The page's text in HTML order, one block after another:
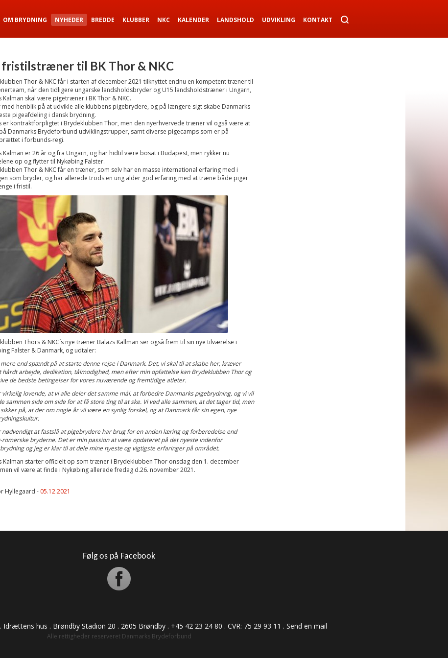
OM BRYDNING NYHEDER BREDDE KLUBBER NKC KALENDER LANDSHOLD UDVIKLING KONTAKT
fristilstræner til BK Thor & NKC
Thor & NKC får i starten af december 2021 tilknyttet endnu en kompetent træner til
når den tidligere ungarske landsholdsbryder og U15 landsholdstræner i Ungarn,
Kalman skal være pigetræner i BK Thor & NKC.
med henblik på at udvikle alle klubbens pigebrydere, og på længere sigt skabe Danmarks
pigeafdeling i dansk brydning.
er kontraktforpligtet i Brydeklubben Thor, men den nyerhvervede træner vil også være at
Danmarks Brydeforbund udviklingstrupper, samt diverse pigecamps som er på
i forbunds-regi.
Kalman er 26 år og fra Ungarn, og har hidtil være bosat i Budapest, men rykker nu
op og flytter til Nykøbing Falster.
Thor & NKC får en træner, som selv har en masse international erfaring med i
som bryder, og har allerede trods en ung alder god erfaring med at træne både piger
i fristil.
Thors & NKC´s nye træner Balazs Kallman ser også frem til sin nye tilværelse i
Falster & Danmark, og udtaler:
mere end spændt på at starte denne rejse i Danmark. Det, vi skal til at skabe her, kræver
hårdt arbejde, dedikation, tålmodighed, men efter min opfattelse kan Brydeklubben Thor og
de bedste betingelser for vores nuværende og fremtidige atleter.
virkelig lovende, at vi alle deler det samme mål, at forbedre Danmarks pigebrydning, og vi vil
sammen side om side for at få store ting til at ske. Vi ved alle sammen, at det tager tid, men
på, at der om nogle år vil være en synlig forskel, og at Danmark får sin egen, nye
nødvendigt at fastslå at pigebrydere har brug for en anden læring og forberedelse end
bryderne. Det er min passion at være opdateret på det nyeste indenfor
og jeg er klar til at dele mine nyeste og vigtigste erfaringer på området.
Kalman starter officielt op som træner i Brydeklubben Thor onsdag den 1. december
vil være at finde i Nykøbing allerede fredag d.26. november 2021.
Hyllegaard - 05.12.2021
Følg os på Facebook
Idrættens hus . Brøndby Stadion 20 . 2605 Brøndby . +45 42 23 24 80 . CVR: ​​​​​​75 29 93 11 . Send en mail
Alle rettigheder reserveret Danmarks Brydeforbund